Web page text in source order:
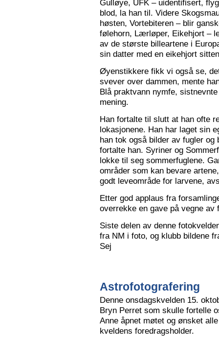
Gulløye, UFK – uidentifisert,
blod, la han til. Videre
høsten, Vortebiteren – blir
følehorn, Lærløper, Eikehjort –
av de største billeartene i
sin datter med en eikehjort
Øyenstikkere fikk vi også se,
svever over dammen, mente
Blå praktvann nymfe,
mening.
Han fortalte til slutt at han ofte
lokasjonene. Han har laget sin
han tok også bilder av fugler
fortalte han. Syriner og
lokke til seg sommerfuglene.
områder som kan bevare
godt leveområde for larvene,
Etter god applaus fra
overrekke en gave på vegne av
Siste delen av denne
fra NM i foto, og klubb bildene
Sej
Astrofotografering
Denne onsdagskvelden 15.
Bryn Perret som skulle fortelle
Anne åpnet møtet og ønsket
kveldens foredragsholder.